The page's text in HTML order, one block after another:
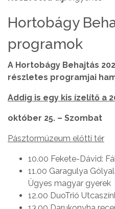
Hortobágy
programok
A Hortobágy Behajtás
részletes programjai
Addig is egy kis ízelítő a
október 25. – Szombat
Pásztormúzeum előtti tér
10.00 Fekete-Dávid:
11.00 Garagulya
Ügyes magyar gyerek
12.00 DuoTrió